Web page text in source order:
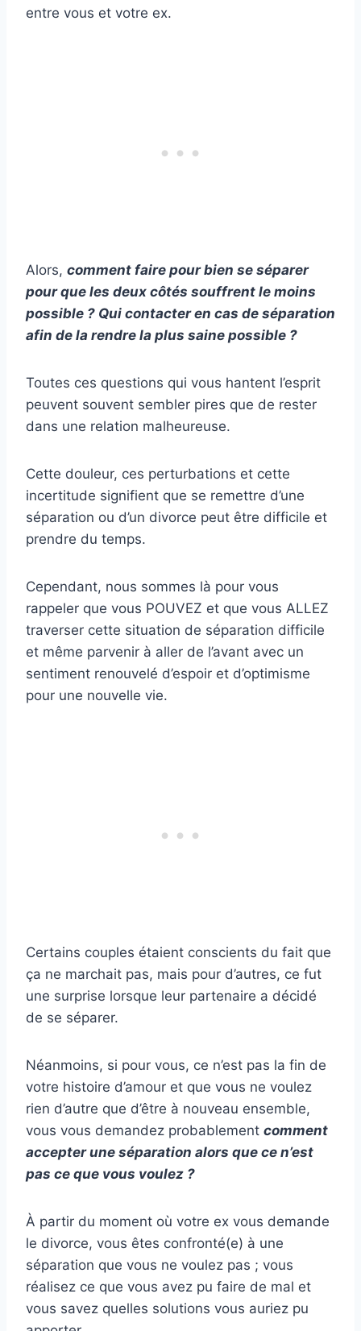
entre vous et votre ex.
Alors, comment faire pour bien se séparer
pour que les deux côtés souffrent le moins
possible ? Qui contacter en cas de séparation
afin de la rendre la plus saine possible ?
Toutes ces questions qui vous hantent l’esprit
peuvent souvent sembler pires que de rester
dans une relation malheureuse.
Cette douleur, ces perturbations et cette
incertitude signifient que se remettre d’une
séparation ou d’un divorce peut être difficile et
prendre du temps.
Cependant, nous sommes là pour vous
rappeler que vous POUVEZ et que vous ALLEZ
traverser cette situation de séparation difficile
et même parvenir à aller de l’avant avec un
sentiment renouvelé d’espoir et d’optimisme
pour une nouvelle vie.
Certains couples étaient conscients du fait que
ça ne marchait pas, mais pour d’autres, ce fut
une surprise lorsque leur partenaire a décidé
de se séparer.
Néanmoins, si pour vous, ce n’est pas la fin de
votre histoire d’amour et que vous ne voulez
rien d’autre que d’être à nouveau ensemble,
vous vous demandez probablement comment
accepter une séparation alors que ce n’est
pas ce que vous voulez ?
À partir du moment où votre ex vous demande
le divorce, vous êtes confronté(e) à une
séparation que vous ne voulez pas ; vous
réalisez ce que vous avez pu faire de mal et
vous savez quelles solutions vous auriez pu